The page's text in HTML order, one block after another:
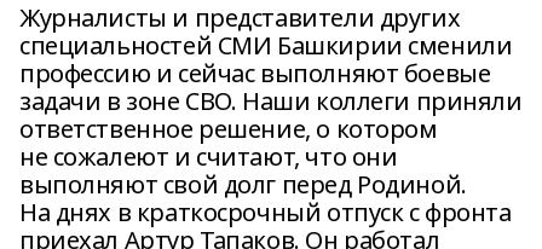
Журналисты и представители других
специальностей СМИ Башкирии сменили
профессию и сейчас выполняют боевые
задачи в зоне СВО. Наши коллеги приняли
ответственное решение, о котором
не сожалеют и считают, что они
выполняют свой долг перед Родиной.
На днях в краткосрочный отпуск с фронта
приехал Артур Тапаков. Он работал